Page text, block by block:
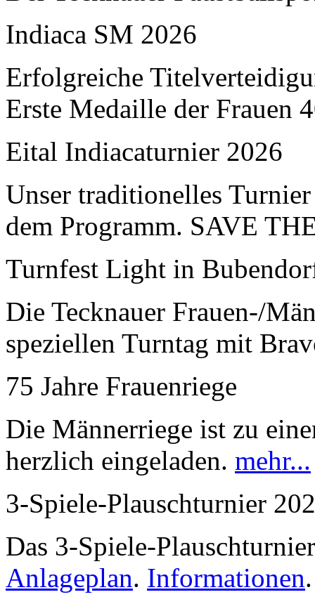
Indiaca SM 2026
Erfolgreiche
Erste Medaille der Frauen
Eital Indiacaturnier 2026
Unser traditionelles
dem Programm. SAVE
Turnfest Light in
Die Tecknauer Frauen-/
speziellen Turntag mit
75 Jahre Frauenriege
Die Männerriege ist zu
herzlich eingeladen. mehr...
3-Spiele-Plauschturnier
Das 3-Spiele-
Anlageplan. Informationen.